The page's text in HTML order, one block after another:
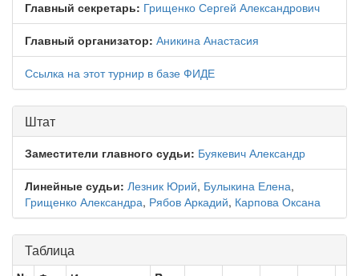
Главный секретарь: Грищенко Сергей Александрович
Главный организатор: Аникина Анастасия
Ссылка на этот турнир в базе ФИДЕ
Штат
Заместители главного судьи: Буякевич Александр
Линейные судьи: Лезник Юрий, Булыкина Елена,
Грищенко Александра, Рябов Аркадий, Карпова Оксана
Таблица